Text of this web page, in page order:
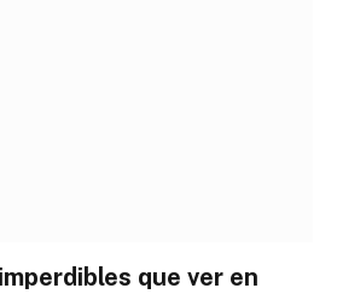
que ver en